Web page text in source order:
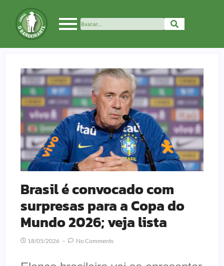
Brasil é convocado com
surpresas para a Copa do
Mundo 2026; veja lista
18/05/2026 No Comments